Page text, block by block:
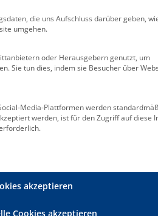
Fragen auf
Lösungen
und Standortanalysen,
die uns Aufschluss darüber geben,
umgehen.
oder Herausgebern genutzt, um
Sie tun dies, indem sie Besucher über
Media-Plattformen werden
werden, ist für den Zugriff auf diese
akzeptieren
Cookies akzeptieren